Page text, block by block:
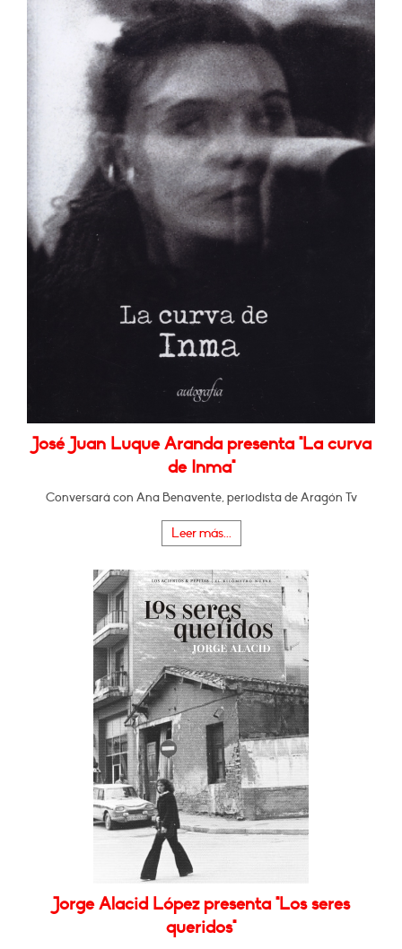
José Juan Luque Aranda presenta "La curva
de Inma"
Conversará con Ana Benavente, periodista de Aragón Tv
Leer más...
Jorge Alacid López presenta "Los seres
queridos"